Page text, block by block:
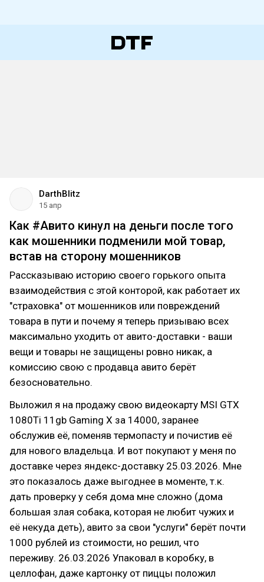
DarthBlitz
15 апр
Как #Авито кинул на деньги после того
как мошенники подменили мой товар,
встав на сторону мошенников
Рассказываю историю своего горького опыта
взаимодействия с этой конторой, как работает их
"страховка" от мошенников или повреждений
товара в пути и почему я теперь призываю всех
максимально уходить от авито-доставки - ваши
вещи и товары не защищены ровно никак, а
комиссию свою с продавца авито берёт
безосновательно.
Выложил я на продажу свою видеокарту MSI GTX
1080Ti 11gb Gaming X за 14000, заранее
обслужив её, поменяв термопасту и почистив её
для нового владельца. И вот покупают у меня по
доставке через яндекс-доставку 25.03.2026. Мне
это показалось даже выгоднее в моменте, т.к.
дать проверку у себя дома мне сложно (дома
большая злая собака, которая не любит чужих и
её некуда деть), авито за свои "услуги" берёт почти
1000 рублей из стоимости, но решил, что
переживу. 26.03.2026 Упаковал в коробку, в
целлофан, даже картонку от пиццы положил